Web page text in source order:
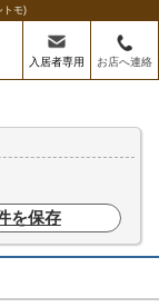
トモ)
入居者専用 お店へ連絡
を保存